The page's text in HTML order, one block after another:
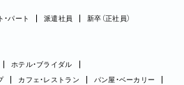
・パート 派遣社員 新卒（正社員）
ホテル・ブライダル
カフェ・レストラン
パン屋・ベーカリー